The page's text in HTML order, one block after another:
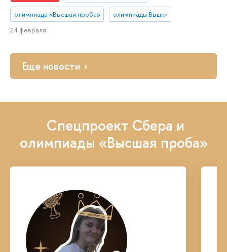
олимпиада «Высшая проба»
олимпиады Вышки
24 февраля
Еще новости
Спецпроект Сбера и
олимпиады «Высшая проба»